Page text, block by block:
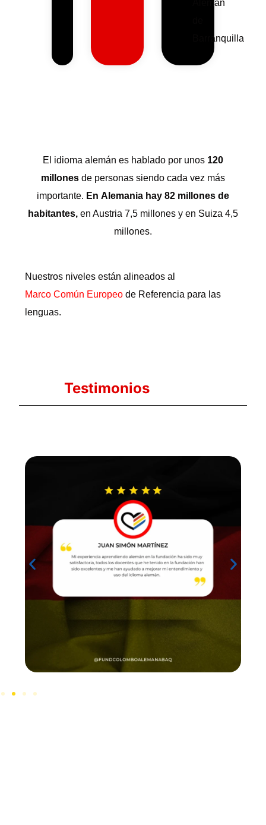
Alemán
Barranquilla
El idioma alemán es hablado por unos 120
millones de personas siendo cada vez más
importante. En Alemania hay 82 millones de
habitantes, en Austria 7,5 millones y en Suiza 4,5
millones.
Nuestros niveles están alineados al
Marco Común Europeo de Referencia para las
lenguas.
Testimonios